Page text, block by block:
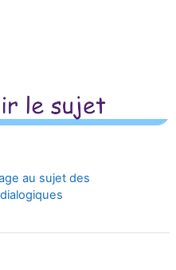
au sujet des